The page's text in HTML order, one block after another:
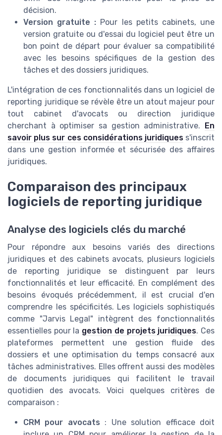
décision.
Version gratuite : Pour les petits cabinets, une
version gratuite ou d'essai du logiciel peut être un
bon point de départ pour évaluer sa compatibilité
avec les besoins spécifiques de la gestion des
tâches et des dossiers juridiques.
L'intégration de ces fonctionnalités dans un logiciel de
reporting juridique se révèle être un atout majeur pour
tout cabinet d'avocats ou direction juridique
cherchant à optimiser sa gestion administrative.
En
savoir plus sur ces considérations juridiquess'inscrit
dans une gestion informée et sécurisée des affaires
juridiques.
Comparaison des principaux
logiciels de reporting juridique
Analyse des logiciels clés du marché
Pour répondre aux besoins variés des directions
juridiques et des cabinets avocats, plusieurs logiciels
de reporting juridique se distinguent par leurs
fonctionnalités et leur efficacité. En complément des
besoins évoqués précédemment, il est crucial d'en
comprendre les spécificités. Les logiciels sophistiqués
comme "Jarvis Legal" intègrent des fonctionnalités
essentielles pour la gestion de projets juridiques. Ces
plateformes permettent une gestion fluide des
dossiers et une optimisation du temps consacré aux
tâches administratives. Elles offrent aussi des modèles
de documents juridiques qui facilitent le travail
quotidien des avocats. Voici quelques critères de
comparaison :
CRM pour avocats : Une solution efficace doit